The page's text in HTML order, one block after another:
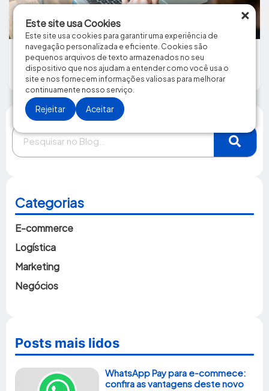
Multicanal: invista em estratégias infalíveis para melhorar
Categorias
E-commerce
Logística
Marketing
Negócios
Posts mais lidos
WhatsApp Pay para e-commece:
confira as vantagens deste novo
×
Este site usa Cookies
Este site usa cookies para garantir uma experiência de
navegação personalizada e eficiente. Cookies são
pequenos arquivos de texto armazenados no seu
dispositivo que nos ajudam a entender como você usa o
site e nos fornecem informações valiosas para melhorar
continuamente nosso serviço.
Rejeitar Aceitar